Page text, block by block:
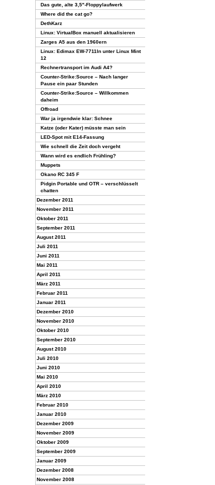
Das gute, alte 3,5"-Floppylaufwerk
Where did the cat go?
DethKarz
Linux: VirtualBox manuell aktualisieren
Zarges A5 aus den 1960ern
Linux: Edimax EW-7711In unter Linux Mint
12
Rechnertransport im Audi A4?
Counter-Strike:Source – Nach langer
Pause ein paar Stunden
Counter-Strike:Source – Willkommen
daheim
Offroad
War ja irgendwie klar: Schnee
Katze (oder Kater) müsste man sein
LED-Spot mit E14-Fassung
Wie schnell die Zeit doch vergeht
Wann wird es endlich Frühling?
Muppets
Okano RC 345 F
Pidgin Portable und OTR – verschlüsselt
chatten
Dezember 2011
November 2011
Oktober 2011
September 2011
August 2011
Juli 2011
Juni 2011
Mai 2011
April 2011
März 2011
Februar 2011
Januar 2011
Dezember 2010
November 2010
Oktober 2010
September 2010
August 2010
Juli 2010
Juni 2010
Mai 2010
April 2010
März 2010
Februar 2010
Januar 2010
Dezember 2009
November 2009
Oktober 2009
September 2009
Januar 2009
Dezember 2008
November 2008